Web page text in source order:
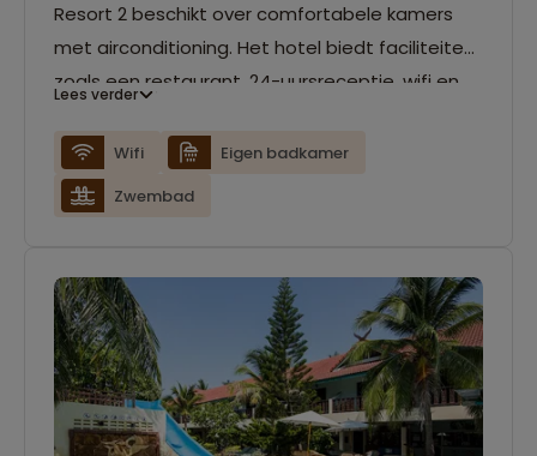
Resort 2 beschikt over comfortabele kamers
met airconditioning. Het hotel biedt faciliteiten
zoals een restaurant, 24-uursreceptie, wifi en
Lees verder
Wifi
Eigen badkamer
Zwembad